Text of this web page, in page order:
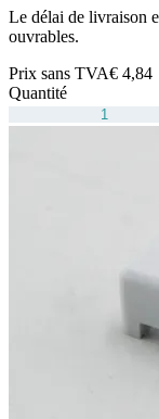
Le délai de livraison
ouvrables.
Prix sans TVA€ 4,84
Quantité